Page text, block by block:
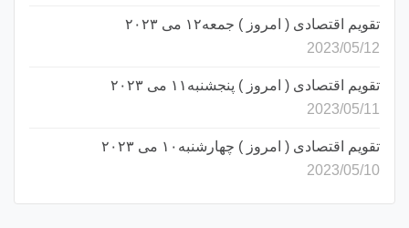
تقویم اقتصادی ( امروز ) جمعه۱۲ می ۲۰۲۳
2023/05/12
تقویم اقتصادی ( امروز ) پنجشنبه۱۱ می ۲۰۲۳
2023/05/11
تقویم اقتصادی ( امروز ) چهارشنبه۱۰ می ۲۰۲۳
2023/05/10